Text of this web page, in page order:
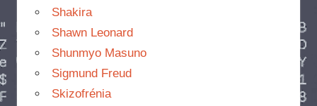
Shakira
Shawn Leonard
Shunmyo Masuno
Sigmund Freud
Skizofrénia